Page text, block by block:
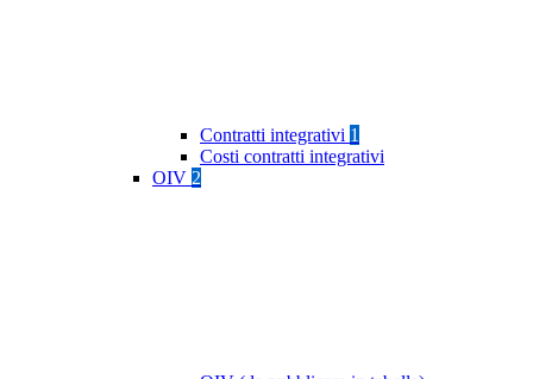
Contratti integrativi 1
Costi contratti integrativi
OIV 2